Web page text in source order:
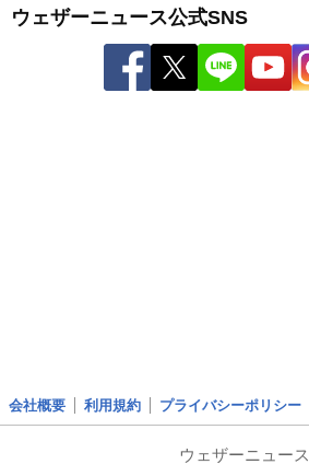
ウェザーニュース公式SNS
会社概要 利用規約 プライバシーポリシー
ウェザーニュース